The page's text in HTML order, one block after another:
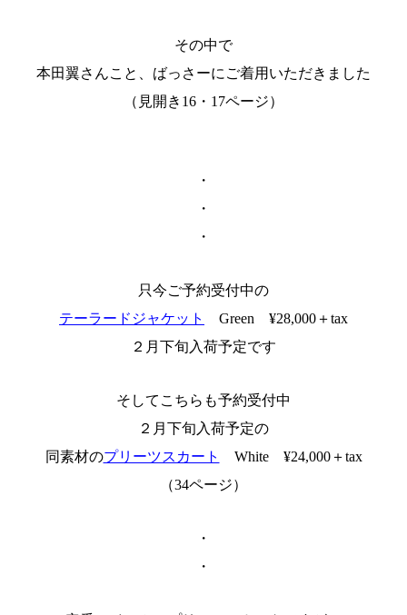
その中で
本田翼さんこと、ばっさーにご着用いただきました
（見開き16・17ページ）
・
・
・
只今ご予約受付中の
テーラードジャケット
Green ¥28,000＋tax
２月下旬入荷予定です
そしてこちらも予約受付中
２月下旬入荷予定の
同素材のプリーツスカート
White ¥24,000＋tax
（34ページ）
・
・